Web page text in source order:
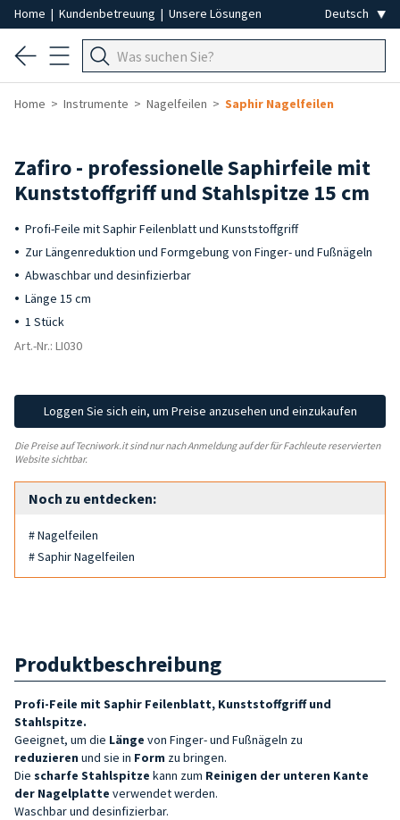
Home | Kundenbetreuung | Unsere Lösungen
Home Instrumente Nagelfeilen Saphir Nagelfeilen
Zafiro - professionelle Saphirfeile mit
Kunststoffgriff und Stahlspitze 15 cm
Profi-Feile mit Saphir Feilenblatt und Kunststoffgriff
Zur Längenreduktion und Formgebung von Finger- und Fußnägeln
Abwaschbar und desinfizierbar
Länge 15 cm
1 Stück
Art.-Nr.: LI030
Loggen Sie sich ein, um Preise anzusehen und einzukaufen
Die Preise auf Tecniwork.it sind nur nach Anmeldung auf der für Fachleute reservierten
Website sichtbar.
Noch zu entdecken:
# Nagelfeilen
# Saphir Nagelfeilen
Produktbeschreibung
Profi-Feile mit Saphir Feilenblatt, Kunststoffgriff und
Stahlspitze.
Geeignet, um die Länge von Finger- und Fußnägeln zu
reduzieren und sie in Form zu bringen.
Die scharfe Stahlspitze kann zum Reinigen der unteren Kante
der Nagelplatte verwendet werden.
Waschbar und desinfizierbar.